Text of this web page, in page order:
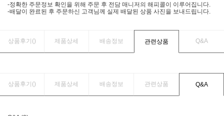
-정확한 주문정보 확인을 위해 주문 후 전담 매니저의 해피콜이 이루어집니다.
-배달이 완료된 후 주문하신 고객님께 실제 배달된 상품 사진을 보내드립니다.
상품후기() 제품상세 배송정보 관련상품 Q&A
상품후기() 제품상세 배송정보 관련상품 Q&A